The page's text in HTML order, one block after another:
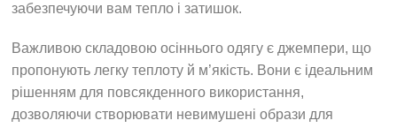
забезпечуючи вам тепло і затишок.
Важливою складовою осіннього одягу є джемпери, що
пропонують легку теплоту й м’якість. Вони є ідеальним
рішенням для повсякденного використання,
дозволяючи створювати невимушені образи для